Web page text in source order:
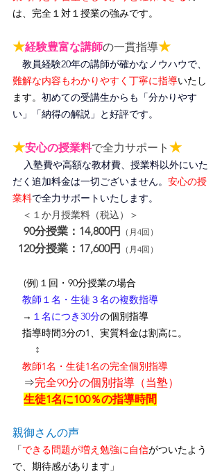
は、完全１対１授業の強みです。
★経験豊富な講師の一貫指導★
教員経験20年の講師が確かなノウハウで、
難解な内容もわかりやすく丁寧に指導いたし
ます。 初めての受講生からも「分かりやす
い」「納得の解説」と好評です。
★安心の授業料で全力サポート ★
入塾費や高額な教材費、授業料以外にいた
だく追加料金は一切ございません。 安心の授
業料で全力サポートいたします。
＜１か月授業料（税込）＞
90分授業：14,800円 （月4回）
120分授業：17,600円 （月4回）
(例)１回・90分授業の場合
教師１名・生徒３名の複数指導
→ １名につき30分の個別指導
指導時間3分の1、 実質料金は割高に。
↕
教師1名・生徒1名の完全個別指導
⇒完全90分の個別指導（当塾）
生徒1名に100％の指導時間
親御さんの声
「できる問題が増え勉強に自信がついたよう
で、期待感があります」